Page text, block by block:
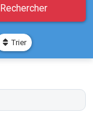
Rechercher
Trier